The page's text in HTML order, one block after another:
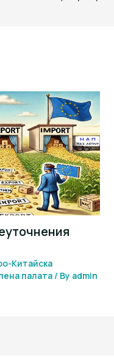
Китайска
палaта/ By admin